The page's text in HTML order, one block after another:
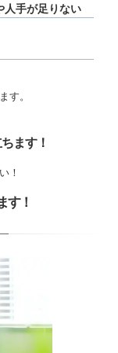
人手が足りない
す。
ます！
！
す！